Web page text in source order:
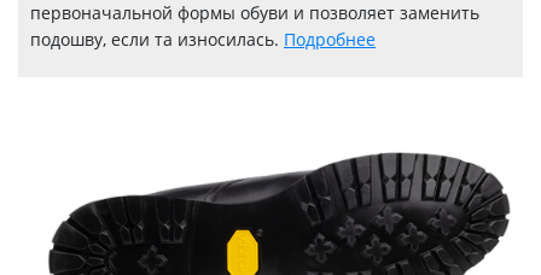
первоначальной формы обуви и позволяет заменить
подошву, если та износилась. Подробнее